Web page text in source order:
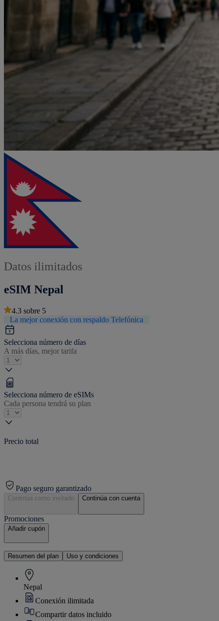
Datos ilimitados
eSIM Nepal
4.3 sobre 5
La mejor conexión con respaldo Telefónica
Selecciona número de días
A más días, mejor tarifa
Selecciona número de eSIMs
Cada persona tendrá su plan
Precio total
Pago seguro garantizado
Continúa como invitado Continúa con cuenta
Promociones
Añadir cupón
Resumen del plan Uso y condiciones
Nepal
Conexión ilimitada
Compartir datos incluido